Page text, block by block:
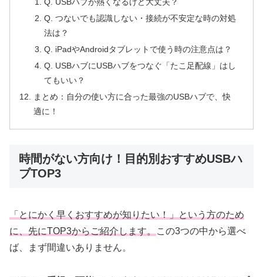
Q. つないでも認識しない・接続が不安定な時の対処
法は？
Q. iPadやAndroidタブレットで使う時の注意点は？
Q. USBハブにUSBハブをつなぐ「たこ足配線」はし
てもいい？
まとめ：自分の使い方に合った最強のUSBハブで、快
適に！
時間がない方向け！目的別おすすめUSBハ
ブTOP3
「とにかく早くおすすめが知りたい！」という方のため
に、先にTOP3からご紹介します。
この3つの中から選べ
ば、まず間違いありません。